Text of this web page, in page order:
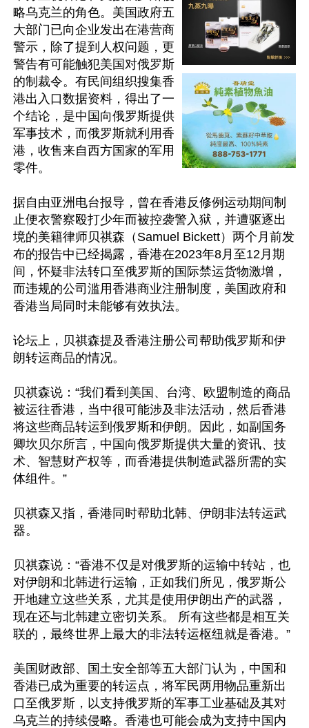
略乌克兰的角色。美国政府五
大部门已向企业发出在港营商
警示，除了提到人权问题，更
警告有可能触犯美国对俄罗斯
的制裁令。有民间组织搜集香
港出入口数据资料，得出了一
个结论，是中国向俄罗斯提供
军事技术，而俄罗斯就利用香
港，收售来自西方国家的军用
零件。
据自由亚洲电台报导，曾在香港反修例运动期间制
止便衣警察殴打少年而被控袭警入狱，并遭驱逐出
境的美籍律师贝祺森（Samuel Bickett）两个月前发
布的报告中已经揭露，香港在2023年8月至12月期
间，怀疑非法转口至俄罗斯的国际禁运货物激增，
而违规的公司滥用香港商业注册制度，美国政府和
香港当局同时未能够有效执法。
论坛上，贝祺森提及香港注册公司帮助俄罗斯和伊
朗转运商品的情况。
贝祺森说：“我们看到美国、台湾、欧盟制造的商品
被运往香港，当中很可能涉及非法活动，然后香港
将这些商品转运到俄罗斯和伊朗。因此，如副国务
卿坎贝尔所言，中国向俄罗斯提供大量的资讯、技
术、智慧财产权等，而香港提供制造武器所需的实
体组件。”
贝祺森又指，香港同时帮助北韩、伊朗非法转运武
器。
贝祺森说：“香港不仅是对俄罗斯的运输中转站，也
对伊朗和北韩进行运输，正如我们所见，俄罗斯公
开地建立这些关系，尤其是使用伊朗出产的武器，
现在还与北韩建立密切关系。 所有这些都是相互关
联的，最终世界上最大的非法转运枢纽就是香港。”
美国财政部、国土安全部等五大部门认为，中国和
香港已成为重要的转运点，将军民两用物品重新出
口至俄罗斯，以支持俄罗斯的军事工业基础及其对
乌克兰的持续侵略。香港也可能会成为支持中国内